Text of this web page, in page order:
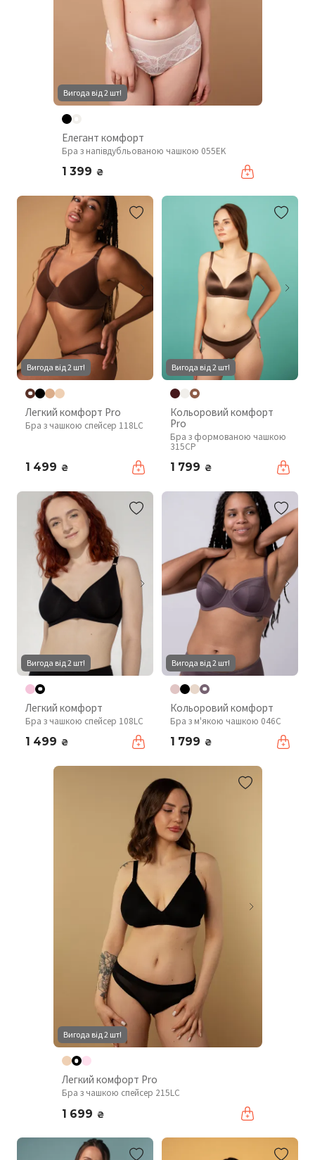
Вигода від 2 шт!
Елегант комфорт
Бра з напівдубльованою чашкою 055EK
1 399 ₴
Вигода від 2 шт!
Легкий комфорт Pro
Бра з чашкою спейсер 118LC
1 499 ₴
Вигода від 2 шт!
Кольоровий комфорт
Pro
Бра з формованою чашкою
315CP
1 799 ₴
Вигода від 2 шт!
Легкий комфорт
Бра з чашкою спейсер 108LC
1 499 ₴
Вигода від 2 шт!
Кольоровий комфорт
Бра з м'якою чашкою 046C
1 799 ₴
Вигода від 2 шт!
Легкий комфорт Pro
Бра з чашкою спейсер 215LC
1 699 ₴